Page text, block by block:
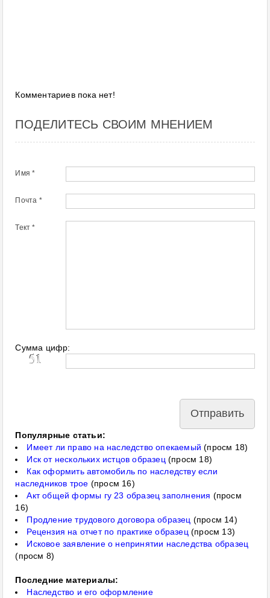
Комментариев пока нет!
ПОДЕЛИТЕСЬ СВОИМ МНЕНИЕМ
Имя *
Почта *
Тект *
Сумма цифр:
Популярные статьи:
Имеет ли право на наследство опекаемый (просм 18)
Иск от нескольких истцов образец (просм 18)
Как оформить автомобиль по наследству если
наследников трое (просм 16)
Акт общей формы гу 23 образец заполнения (просм
16)
Продление трудового договора образец (просм 14)
Рецензия на отчет по практике образец (просм 13)
Исковое заявление о непринятии наследства образец
(просм 8)
Последние материалы:
Наследство и его оформление